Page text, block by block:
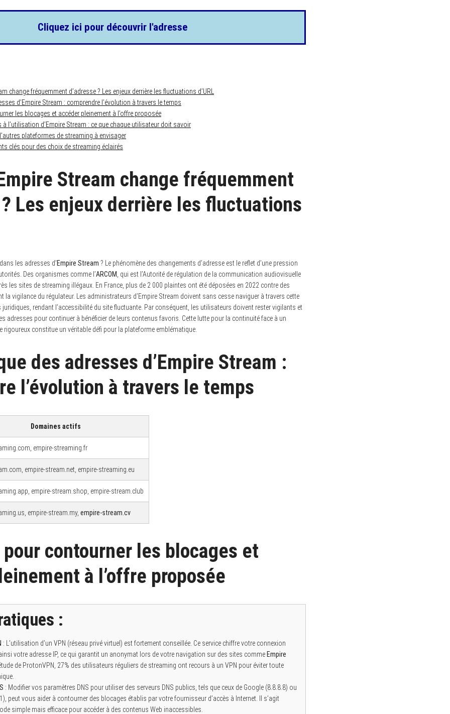
Cliquez ici pour découvrir l'adresse
change fréquemment d’adresse ? Les enjeux derrière les fluctuations d’URL
d’Empire Stream : comprendre l’évolution à travers le temps
les blocages et accéder pleinement à l’offre proposée
à l’utilisation d’Empire Stream : ce que chaque utilisateur doit savoir
plateformes de streaming à envisager
clés pour des choix de streaming éclairés
Stream change fréquemment
? Les enjeux derrière les fluctuations
les adresses d’Empire Stream ? Le phénomène des changements d’adresse est le reflet d’une pression
Des organismes comme l’ARCOM , qui est l’Autorité de régulation de la communication audiovisuelle
les sites de streaming illégaux. En France, plus de 2 000 plaintes ont été déposées en 2022 contre des
vigilance du régulateur. Les administrateurs d’Empire Stream doivent sans cesse naviguer à travers cette
rendant l’accessibilité du site fluctuante. Par conséquent, les utilisateurs doivent rester vigilants et
adresses pour continuer à bénéficier de leurs contenus favoris. Cette lutte pour la continuité face à un
rigoureux constitue un véritable défi pour la plateforme emblématique.
des adresses d’Empire Stream :
l’évolution à travers le temps
Domaines actifs
empire-streaming.fr
empire-stream.net, empire-streaming.eu
empire-stream.shop, empire-stream.club
empire-stream.my, empire-stream.cv
contourner les blocages et
à l’offre proposée
:
: L’utilisation d’un VPN (réseau privé virtuel) est fortement conseillée. Ce service chiffre votre connexion
votre adresse IP, ce qui garantit un anonymat lors de votre navigation sur des sites comme Empire
de ProtonVPN, 27% des utilisateurs réguliers de streaming ont recours à un VPN pour éviter toute
: Modifier vos paramètres DNS pour utiliser des serveurs DNS publics, tels que ceux de Google (8.8.8.8) ou
peut vous aider à contourner des blocages établis par votre fournisseur d’accès à Internet. Il s’agit
simple mais efficace pour accéder à des contenus Web inaccessibles.